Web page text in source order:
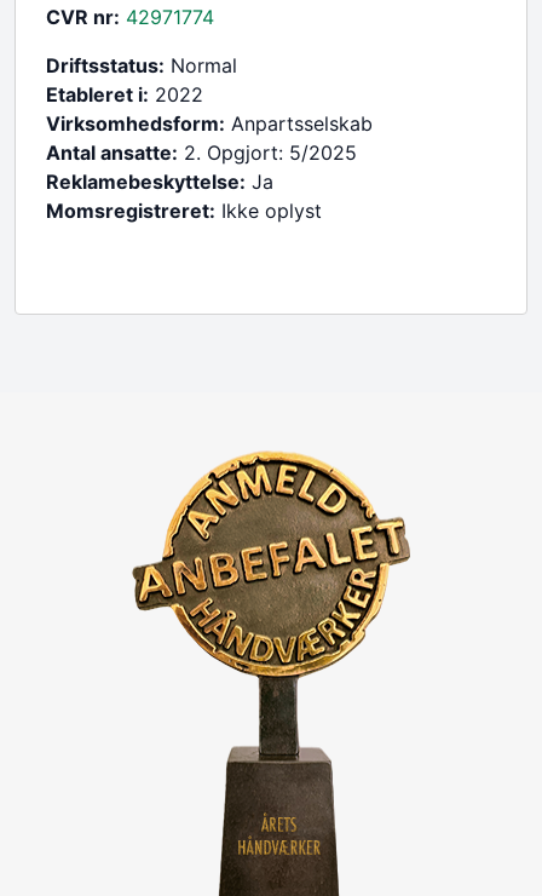
CVR nr: 42971774
Driftsstatus: Normal
Etableret i: 2022
Virksomhedsform: Anpartsselskab
Antal ansatte: 2. Opgjort: 5/2025
Reklamebeskyttelse: Ja
Momsregistreret: Ikke oplyst